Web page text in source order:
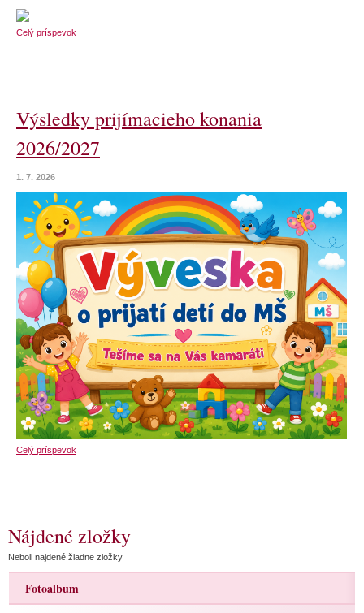
Celý príspevok
Výsledky prijímacieho konania
2026/2027
1. 7. 2026
Celý príspevok
Nájdené zložky
Neboli najdené žiadne zložky
Fotoalbum